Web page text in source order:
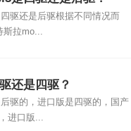
驱还是后驱根据不同情况而
拉mo...
还是四驱？
驱的，进口版是四驱的，国产
进口版...